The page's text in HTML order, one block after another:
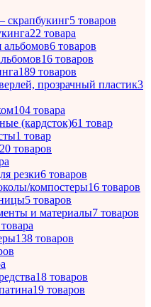
скрапбукинг5 товаров
22 товара
альбомов6 товаров
16 товаров
189 товаров
прозрачный пластик3
104 товара
(кардсток)61 товар
1 товар
20 товаров
резки6 товаров
компостеры16 товаров
5 товаров
и материалы7 товаров
138 товаров
18 товаров
19 товаров